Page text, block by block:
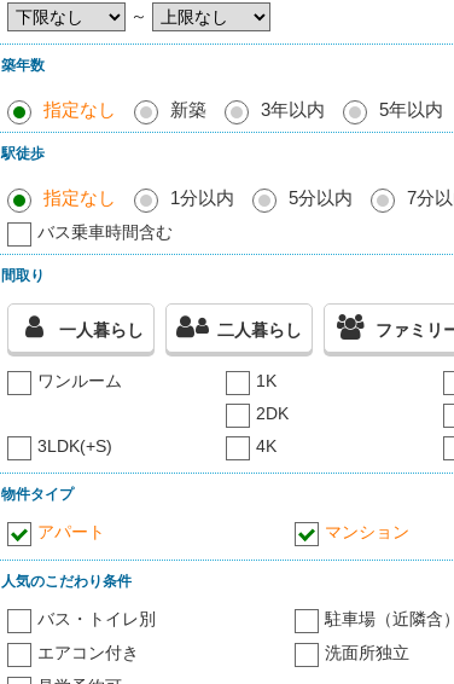
～
築年数
指定なし 新築 3年以内 5年以内
駅徒歩
指定なし 1分以内 5分以内 7分
バス乗車時間含む
間取り
一人暮らし 二人暮らし ファミリ
ワンルーム 1K
2DK
3LDK(+S)
4K
物件タイプ
アパート マンション
人気のこだわり条件
バス・トイレ別 駐車場（近隣含）
エアコン付き
洗面所独立